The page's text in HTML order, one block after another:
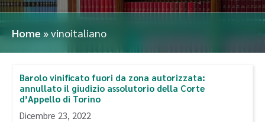
Home »vinoitaliano
Barolo vinificato fuori da zona autorizzata:
annullato il giudizio assolutorio della Corte
d’Appello di Torino
Dicembre 23, 2022